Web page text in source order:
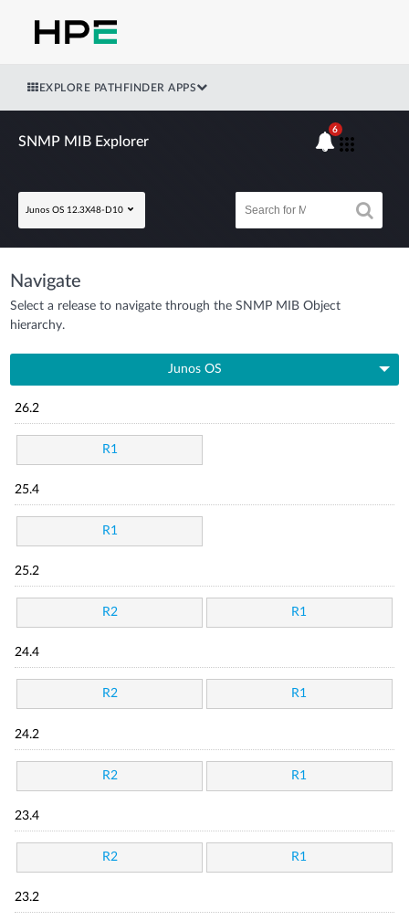
EXPLORE PATHFINDER APPS
SNMP MIB Explorer
Junos OS 12.3X48-D10
6
Navigate
Select a release to navigate through the SNMP MIB Object
hierarchy.
Junos OS
26.2
R1
25.4
R1
25.2
R2 R1
24.4
R2 R1
24.2
R2 R1
23.4
R2 R1
23.2